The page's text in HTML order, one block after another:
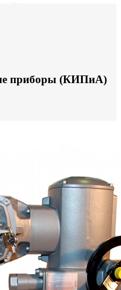
приборы (КИПиА)